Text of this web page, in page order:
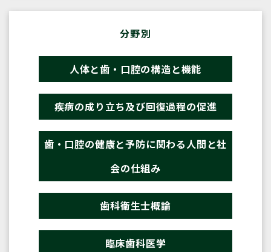
分野別
人体と歯・口腔の構造と機能
疾病の成り立ち及び回復過程の促進
歯・口腔の健康と予防に関わる人間と社
会の仕組み
歯科衛生士概論
臨床歯科医学